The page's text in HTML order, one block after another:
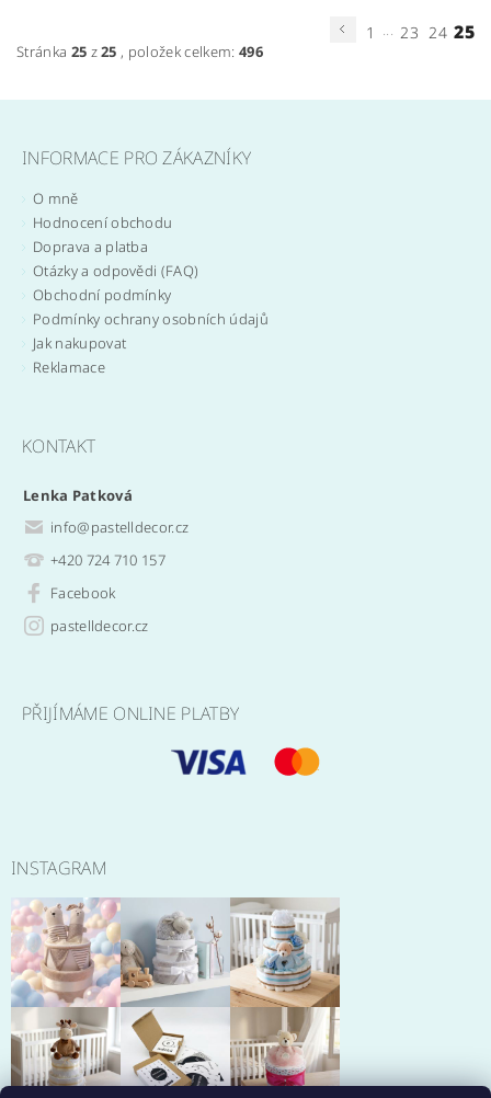
1 ... 23 24 25
Stránka 25 z25 , položek celkem: 496
INFORMACE PRO ZÁKAZNÍKY
O mně
Hodnocení obchodu
Doprava a platba
Otázky a odpovědi (FAQ)
Obchodní podmínky
Podmínky ochrany osobních údajů
Jak nakupovat
Reklamace
KONTAKT
Lenka Patková
info@pastelldecor.cz
+420 724 710 157
Facebook
pastelldecor.cz
PŘIJÍMÁME ONLINE PLATBY
INSTAGRAM